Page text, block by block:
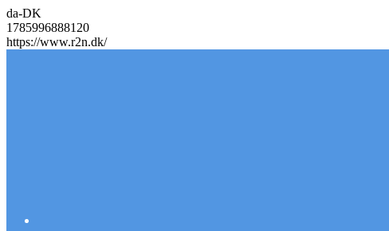
da-DK
1785996888120
https://www.r2n.dk/